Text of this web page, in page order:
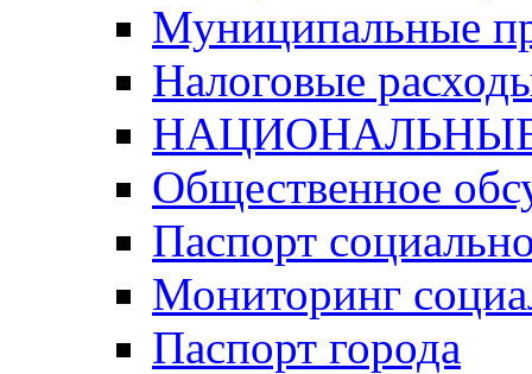
Муниципальные
Налоговые
Общественное
Паспорт
Мониторинг
Паспорт города